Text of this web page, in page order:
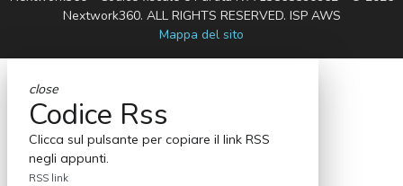
Nextwork360. ALL RIGHTS RESERVED. ISP AWS
Mappa del sito
close
Codice Rss
Clicca sul pulsante per copiare il link RSS
negli appunti.
RSS link